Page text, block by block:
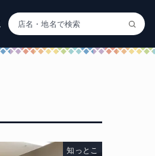
知っとこ